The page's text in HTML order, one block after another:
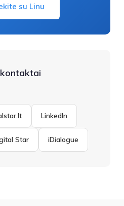
su Linu
LinkedIn
Star iDialogue